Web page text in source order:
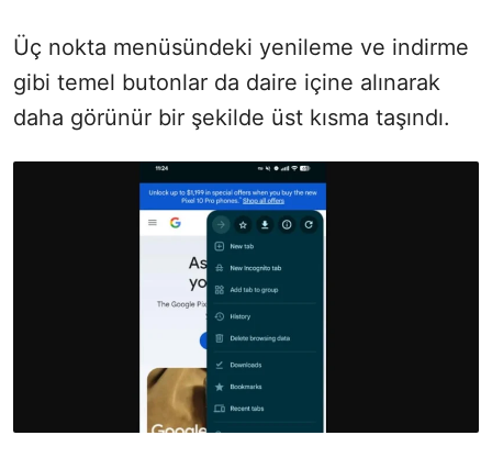
Üç nokta menüsündeki yenileme ve indirme
gibi temel butonlar da daire içine alınarak
daha görünür bir şekilde üst kısma taşındı.